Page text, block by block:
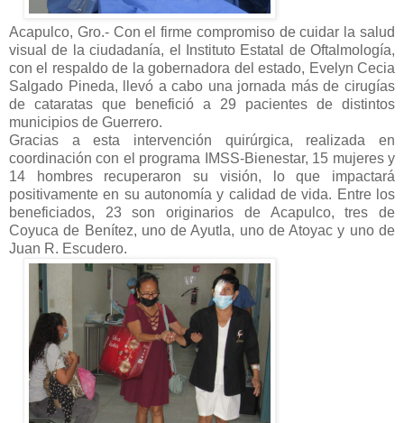
Acapulco, Gro.- Con el firme compromiso de cuidar la salud
visual de la ciudadanía, el Instituto Estatal de Oftalmología,
con el respaldo de la gobernadora del estado, Evelyn Cecia
Salgado Pineda, llevó a cabo una jornada más de cirugías
de cataratas que benefició a 29 pacientes de distintos
municipios de Guerrero.
Gracias a esta intervención quirúrgica, realizada en
coordinación con el programa IMSS-Bienestar, 15 mujeres y
14 hombres recuperaron su visión, lo que impactará
positivamente en su autonomía y calidad de vida. Entre los
beneficiados, 23 son originarios de Acapulco, tres de
Coyuca de Benítez, uno de Ayutla, uno de Atoyac y uno de
Juan R. Escudero.